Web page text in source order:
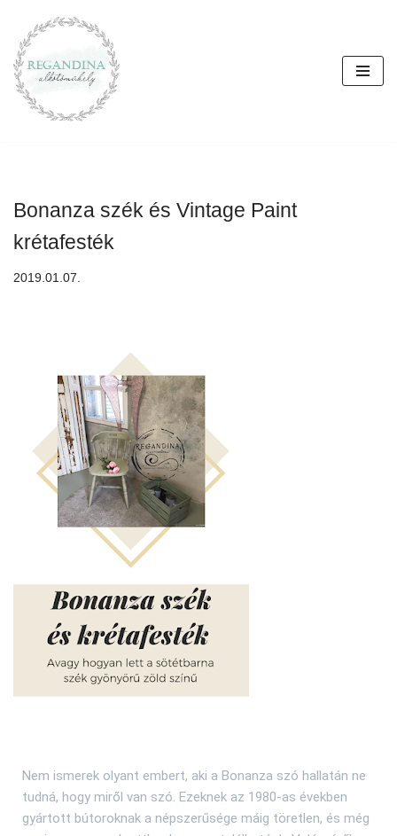
Skip
to
content
Bonanza szék és Vintage Paint
krétafesték
2019.01.07.
Nem ismerek olyant embert, aki a Bonanza szó hallatán ne
tudná, hogy miről van szó. Ezeknek az 1980-as években
gyártott bútoroknak a népszerűsége máig töretlen, és még